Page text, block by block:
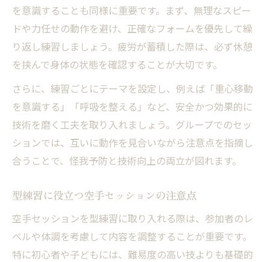
を意識することも同様に重要です。まず、無理なスピー
ドや力任せの動作を避け、正確なフォームを優先して繰
り返し練習しましょう。疲労が蓄積した際は、必ず休憩
を挟んで身体の状態を確認することが大切です。
さらに、練習ごとにテーマを設定し、例えば「重心移動
を意識する」「呼吸を整える」など、安全かつ効果的に
技術を磨く工夫を取り入れましょう。グループでのセッ
ションでは、互いに動作を見合いながら注意点を指摘し
合うことで、怪我予防と技術向上の両立が図れます。
型練習に役立つ空手セッションの注意点
空手セッションを型練習に取り入れる際は、参加者のレ
ベルや体調を考慮して内容を調整することが重要です。
特に初心者や子どもには、難易度の高い技よりも基礎的